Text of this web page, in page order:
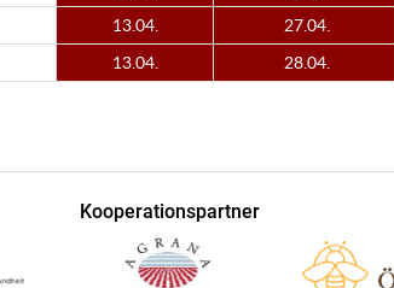
13.04. 27.04.
13.04. 28.04.
Kooperationspartner